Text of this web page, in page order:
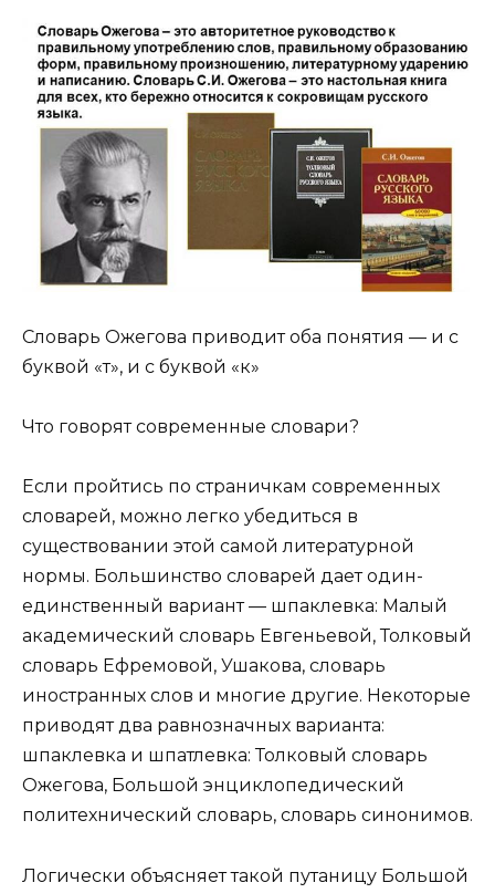
Словарь Ожегова приводит оба понятия — и с
буквой «т», и с буквой «к»
Что говорят современные словари?
Если пройтись по страничкам современных
словарей, можно легко убедиться в
существовании этой самой литературной
нормы. Большинство словарей дает один-
единственный вариант — шпаклевка: Малый
академический словарь Евгеньевой, Толковый
словарь Ефремовой, Ушакова, словарь
иностранных слов и многие другие. Некоторые
приводят два равнозначных варианта:
шпаклевка и шпатлевка: Толковый словарь
Ожегова, Большой энциклопедический
политехнический словарь, словарь синонимов.
Логически объясняет такой путаницу Большой